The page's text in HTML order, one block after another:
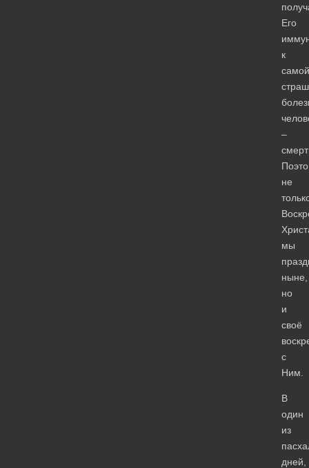
Его
к
самой
–
не
мы
ныне,
но
и
своё
с
Ним.
В
один
из
дней,